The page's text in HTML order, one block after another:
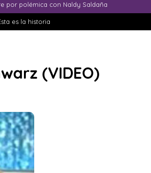
por polémica con Naldy Saldaña
es la historia
(VIDEO)